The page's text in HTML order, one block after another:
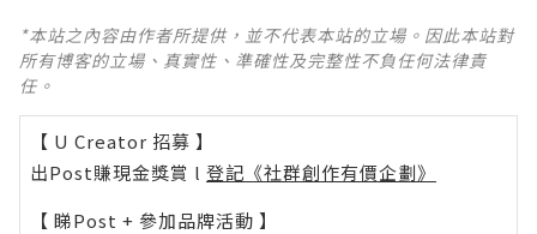
*本站之內容由作者所提供，並不代表本站的立場。因此本站對
所有博客的立場、真實性、準確性及完整性不負任何法律責
任。
【 U Creator 招募 】
出Post賺現金獎賞 l 登記《社群創作有價企劃》
【 睇Post + 參加品牌活動 】